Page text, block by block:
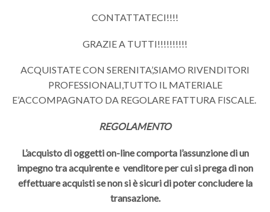
CONTATTATECI!!!!
GRAZIE A TUTTI!!!!!!!!!!
ACQUISTATE CON SERENITA’,SIAMO RIVENDITORI
PROFESSIONALI,TUTTO IL MATERIALE
E’ACCOMPAGNATO DA REGOLARE FATTURA FISCALE.
REGOLAMENTO
L’acquisto di oggetti on-line comporta l’assunzione di un
impegno tra acquirente e venditore per cui si prega di non
effettuare acquisti se non si è sicuri di poter concludere la
transazione.